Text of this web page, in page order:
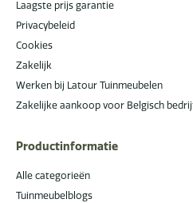
Laagste prijs garantie
Privacybeleid
Cookies
Zakelijk
Werken bij Latour Tuinmeubelen
Zakelijke aankoop voor Belgisch
Productinformatie
Alle categorieën
Tuinmeubelblogs